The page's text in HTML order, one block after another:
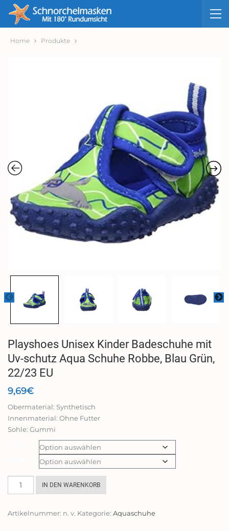
Home Produkte
Playshoes Unisex Kinder Badeschuhe mit
Uv-schutz Aqua Schuhe Robbe, Blau Grün,
22/23 EU
9,69€
Obermaterial: Synthetisch
Innenmaterial: Ohne Futter
Sohle: Gummi
Playshoes
Unisex
Badeschuhe
IN DEN WARENKORB
Artikelnummer: n. v. Kategorie: Aquaschuhe